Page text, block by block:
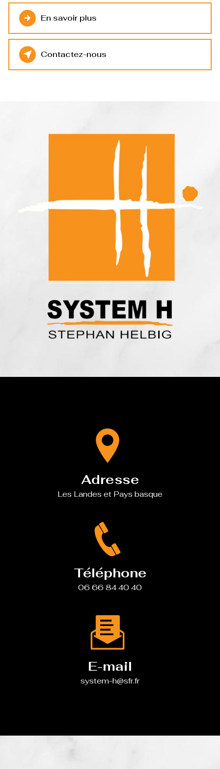
En savoir plus
Contactez-nous
Adresse
Les Landes et Pays basque
Téléphone
06 66 84 40 40
E-mail
system-h@sfr.fr